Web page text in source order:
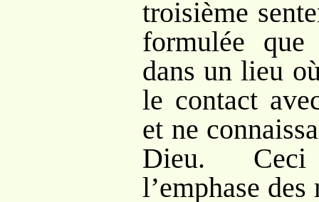
troisième
formulée
dans un lieu
le contact
et ne
Dieu.
l’emphase